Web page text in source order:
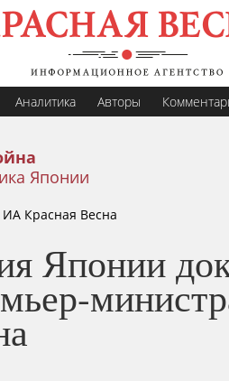
Аналитика Авторы
Японии
Красная Весна
Японии